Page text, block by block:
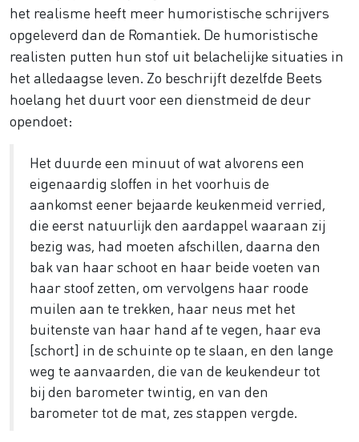
het realisme heeft meer humoristische schrijvers
opgeleverd dan de Romantiek. De humoristische
realisten putten hun stof uit belachelijke situaties in
het alledaagse leven. Zo beschrijft dezelfde Beets
hoelang het duurt voor een dienstmeid de deur
opendoet:
Het duurde een minuut of wat alvorens een
eigenaardig sloffen in het voorhuis de
aankomst eener bejaarde keukenmeid verried,
die eerst natuurlijk den aardappel waaraan zij
bezig was, had moeten afschillen, daarna den
bak van haar schoot en haar beide voeten van
haar stoof zetten, om vervolgens haar roode
muilen aan te trekken, haar neus met het
buitenste van haar hand af te vegen, haar eva
[schort] in de schuinte op te slaan, en den lange
weg te aanvaarden, die van de keukendeur tot
bij den barometer twintig, en van den
barometer tot de mat, zes stappen vergde.